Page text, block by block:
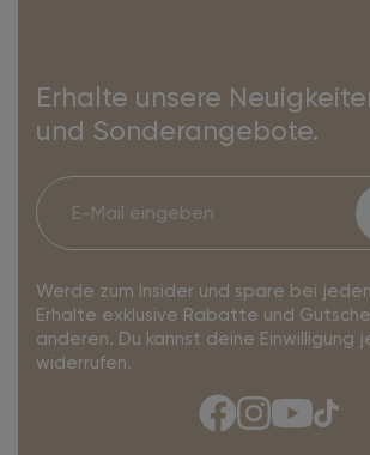
Erhalte unsere
und Sonderangebote.
Werde zum Insider und spare bei
Erhalte exklusive Rabatte und
anderen. Du kannst deine Einwilligung
widerrufen.